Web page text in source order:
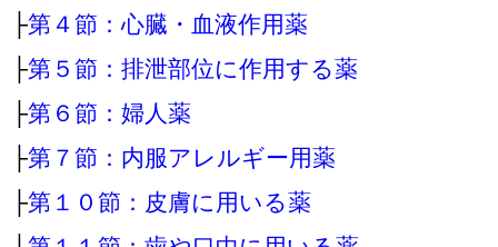
├第４節：心臓・血液作用薬
├第５節：排泄部位に作用する薬
├第６節：婦人薬
├第７節：内服アレルギー用薬
├第１０節：皮膚に用いる薬